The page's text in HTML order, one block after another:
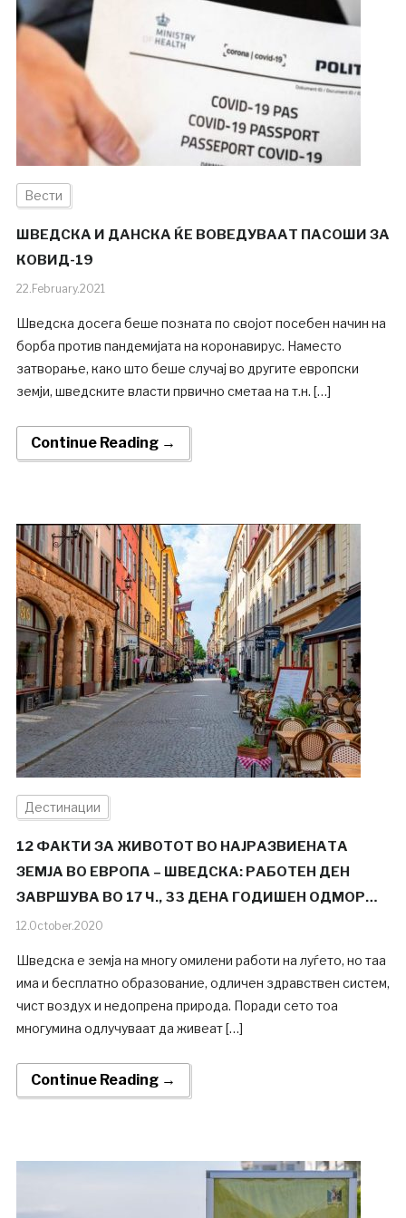
Вести
ШВЕДСКА И ДАНСКА ЌЕ ВОВЕДУВААТ ПАСОШИ ЗА
КОВИД-19
22.February.2021
Шведска досега беше позната по својот посебен начин на
борба против пандемијата на коронавирус. Наместо
затворање, како што беше случај во другите европски
земји, шведските власти првично сметаа на т.н. […]
Continue Reading →
Дестинации
12 ФАКТИ ЗА ЖИВОТОТ ВО НАЈРАЗВИЕНАТА
ЗЕМЈА ВО ЕВРОПА – ШВЕДСКА: РАБОТЕН ДЕН
ЗАВРШУВА ВО 17 Ч., 33 ДЕНА ГОДИШЕН ОДМОР…
12.October.2020
Шведска е земја на многу омилени работи на луѓето, но таа
има и бесплатно образование, одличен здравствен систем,
чист воздух и недопрена природа. Поради сето тоа
многумина одлучуваат да живеат […]
Continue Reading →